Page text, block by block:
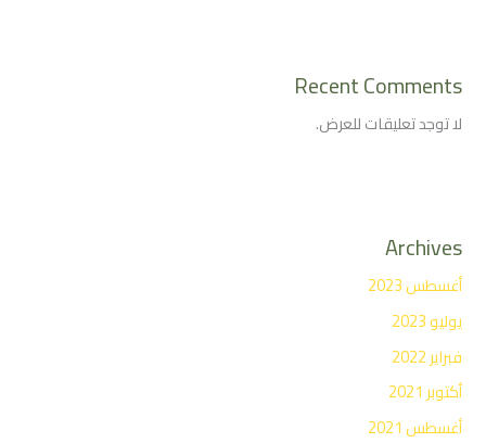
Recent Comments
لا توجد تعليقات للعرض.
Archives
أغسطس 2023
يوليو 2023
فبراير 2022
أكتوبر 2021
أغسطس 2021